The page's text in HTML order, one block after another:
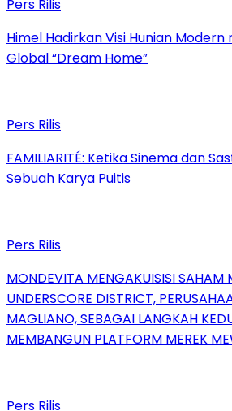
Pers Rilis
Himel Hadirkan Visi Hunian
Global “Dream Home”
Pers Rilis
FAMILIARITÉ: Ketika Sinema dan
Sebuah Karya Puitis
Pers Rilis
MONDEVITA MENGAKUISISI SAHAM
UNDERSCORE DISTRICT,
MAGLIANO, SEBAGAI LANGKAH
MEMBANGUN PLATFORM MEREK
Pers Rilis